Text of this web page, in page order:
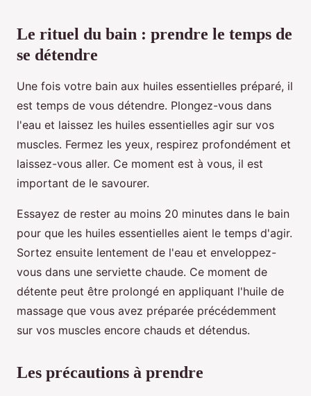
Le rituel du bain : prendre le temps de
se détendre
Une fois votre bain aux huiles essentielles préparé, il
est temps de vous détendre. Plongez-vous dans
l'eau et laissez les huiles essentielles agir sur vos
muscles. Fermez les yeux, respirez profondément et
laissez-vous aller. Ce moment est à vous, il est
important de le savourer.
Essayez de rester au moins 20 minutes dans le bain
pour que les huiles essentielles aient le temps d'agir.
Sortez ensuite lentement de l'eau et enveloppez-
vous dans une serviette chaude. Ce moment de
détente peut être prolongé en appliquant l'huile de
massage que vous avez préparée précédemment
sur vos muscles encore chauds et détendus.
Les précautions à prendre